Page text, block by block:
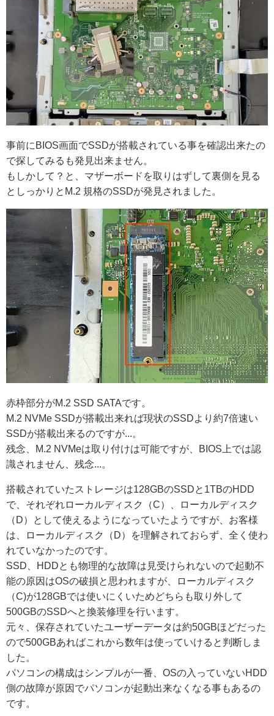
事前にBIOS画面でSSDが搭載されている事を確認出来たの
で探してみるも発見出来ません。
もしかして？と、マザーボードを取りはずして裏側を見る
としっかりとM.2 規格のSSDが発見されました。
赤枠部分がM.2 SSD SATAです。
M.2 NVMe SSDが搭載出来れば現状のSSDより約7倍速い
SSDが搭載出来るのですが...。
残念、M.2 NVMeは取り付けは可能ですが、BIOS上では認
識されません、残念...。
搭載されていたストレージは128GBのSSDと1TBのHDD
で、それぞれローカルディスク（C）、ローカルディスク
（D）として使えるようになっていたようですが、お客様
は、ローカルディスク（D）を理解されておらず、全く使わ
れていなかったのです。
SSD、HDDとも物理的な故障は見受けられないので起動不
能の原因はOSの破損と思われますが、ローカルディスク
（C)が128GBでは使いにくいためどちらも取り外して
500GBのSSDへと換装修理を行います。
元々、保存されていたユーザーデータは約50GBほどだった
ので500GBあればこれから数年は使っていけると判断しま
した。
パソコンの構成はシンプルが一番、OSの入っていないHDD
側の故障が原因でパソコンが起動出来なくなる事もあるの
です。